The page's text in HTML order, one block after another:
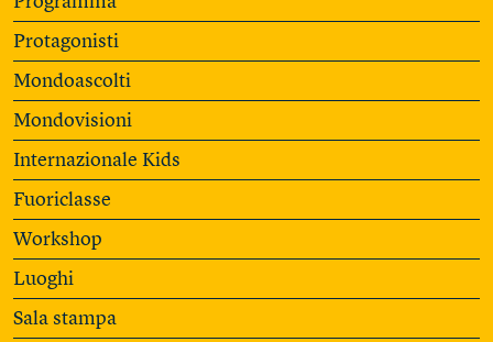
Protagonisti
Mondoascolti
Mondovisioni
Internazionale Kids
Fuoriclasse
Workshop
Luoghi
Sala stampa